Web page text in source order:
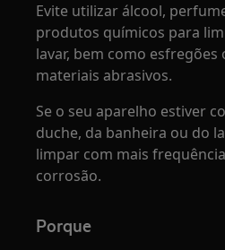
Evite utilizar álcool,
produtos químicos para
lavar, bem como
materiais abrasivos.
Se o seu aparelho estiver
duche, da banheira ou do
limpar com mais
corrosão.
Porque